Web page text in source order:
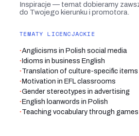
Inspiracje — temat dobieramy
do Twojego kierunku i promotora.
TEMATY LICENCJACKIE
·Anglicisms in Polish social media
·Idioms in business English
·Translation of culture-specific items
·Motivation in EFL classrooms
·Gender stereotypes in advertising
·English loanwords in Polish
·Teaching vocabulary through games